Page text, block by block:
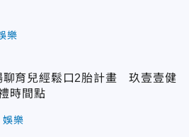
樂
聊育兒經鬆口2胎計畫 玖壹壹健
時間點
娛樂